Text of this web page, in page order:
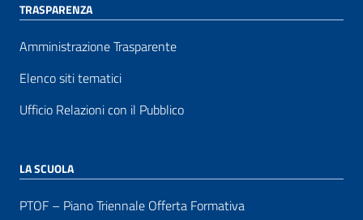
TRASPARENZA
Amministrazione Trasparente
Elenco siti tematici
Ufficio Relazioni con il Pubblico
LA SCUOLA
PTOF – Piano Triennale Offerta Formativa